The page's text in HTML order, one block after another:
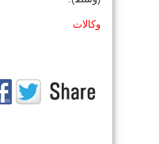
وكالات